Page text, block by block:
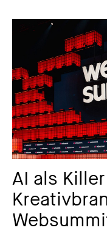
AI als